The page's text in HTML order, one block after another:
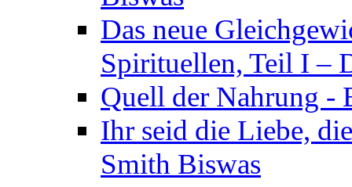
Das neue
Spirituellen, Teil I –
Quell der Nahrung -
Ihr seid die Liebe,
Smith Biswas